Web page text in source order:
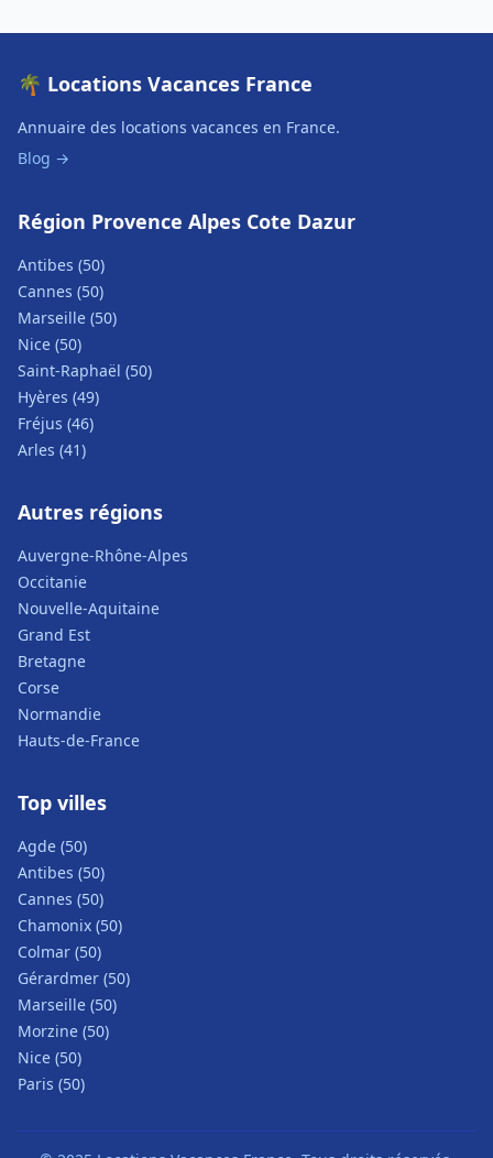
🌴 Locations Vacances France
Annuaire des locations vacances en France.
Blog →
Région Provence Alpes Cote Dazur
Antibes (50)
Cannes (50)
Marseille (50)
Nice (50)
Saint-Raphaël (50)
Hyères (49)
Fréjus (46)
Arles (41)
Autres régions
Auvergne-Rhône-Alpes
Occitanie
Nouvelle-Aquitaine
Grand Est
Bretagne
Corse
Normandie
Hauts-de-France
Top villes
Agde (50)
Antibes (50)
Cannes (50)
Chamonix (50)
Colmar (50)
Gérardmer (50)
Marseille (50)
Morzine (50)
Nice (50)
Paris (50)